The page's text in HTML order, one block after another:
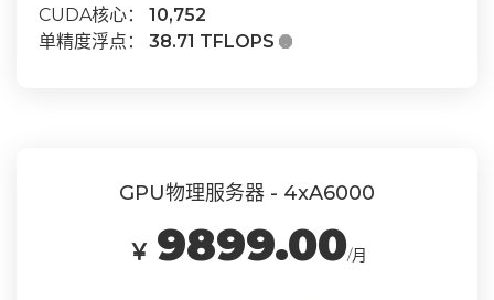
CUDA核心： 10,752
单精度浮点： 38.71 TFLOPS 
GPU物理服务器 - 4xA6000
￥ 9899.00/月